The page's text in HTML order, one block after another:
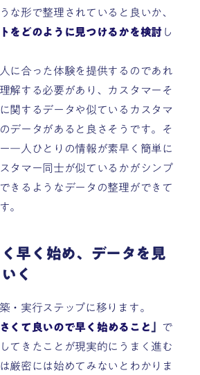
な形で整理されていると良いか、
をどのように見つけるかを検討し
に合った体験を提供するのであれ
解する必要があり、カスタマーそ
関するデータや似ているカスタマ
データがあると良さそうです。そ
一人ひとりの情報が素早く簡単に
タマー同士が似ているかがシンプ
きるようなデータの整理ができて
。
早く始め、データを見
く
・実行ステップに移ります。
くて良いので早く始めること
で
てきたことが現実的にうまく進む
厳密には始めてみないとわかりま